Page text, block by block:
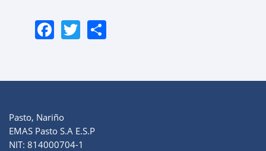
Facebook
Twitter
Pasto, Nariño
EMAS Pasto S.A E.S.P
NIT: 814000704-1